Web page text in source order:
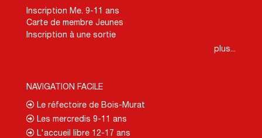
Inscription Me. 9-11 ans
Carte de membre Jeunes
Inscription à une sortie
plus...
NAVIGATION FACILE
Le réfectoire de Bois-Murat
Les mercredis 9-11 ans
L'accueil libre 12-17 ans